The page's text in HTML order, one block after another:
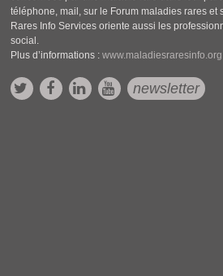
téléphone, mail, sur le Forum maladies rares et
Rares Info Services oriente aussi les
social.
Plus d’informations :www.maladiesraresinfo.org
newsletter